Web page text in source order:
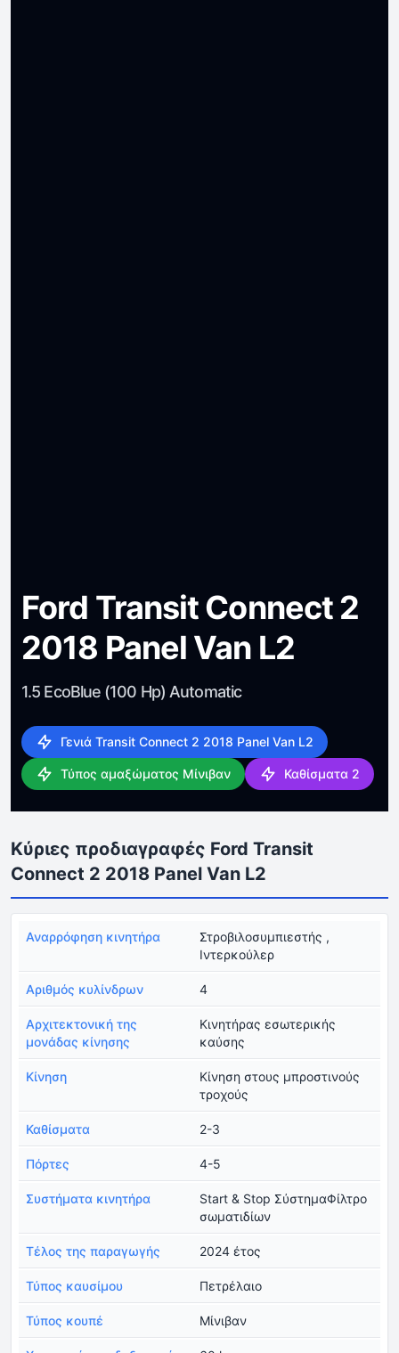
Ford Transit Connect 2
2018 Panel Van L2
1.5 EcoBlue (100 Hp) Automatic
Γενιά Transit Connect 2 2018 Panel Van L2
Τύπος αμαξώματος Μίνιβαν Καθίσματα 2
Κύριες προδιαγραφές Ford Transit
Connect 2 2018 Panel Van L2
Αναρρόφηση κινητήρα
Στροβιλοσυμπιεστής ,
Ιντερκούλερ
Αριθμός κυλίνδρων 4
Αρχιτεκτονική της
μονάδας κίνησης
Κινητήρας εσωτερικής
καύσης
Κίνηση
Κίνηση στους μπροστινούς
τροχούς
Καθίσματα 2-3
Πόρτες 4-5
Συστήματα κινητήρα
Start & Stop ΣύστημαΦίλτρο
σωματιδίων
Τέλος της παραγωγής 2024 έτος
Τύπος καυσίμου Πετρέλαιο
Τύπος κουπέ Μίνιβαν